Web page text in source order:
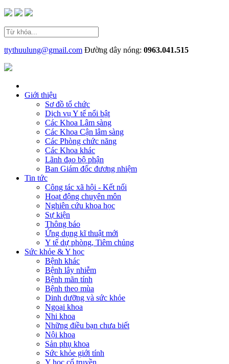
ttythuulung@gmail.com Đường dây nóng: 0963.041.515
Giới thiệu
Sơ đồ tổ chức
Dịch vụ Y tế nổi bật
Các Khoa Lâm sàng
Các Khoa Cận lâm sàng
Các Phòng chức năng
Các Khoa khác
Lãnh đạo bộ phận
Ban Giám đốc đương nhiệm
Tin tức
Công tác xã hội - Kết nối
Hoạt động chuyên môn
Nghiên cứu khoa học
Sự kiện
Thông báo
Ứng dụng kĩ thuật mới
Y tế dự phòng, Tiêm chủng
Sức khỏe & Y học
Bệnh khác
Bệnh lây nhiễm
Bệnh mãn tính
Bệnh theo mùa
Dinh dưỡng và sức khỏe
Ngoại khoa
Nhi khoa
Những điều bạn chưa biết
Nội khoa
Sản phụ khoa
Sức khỏe giới tính
Y học cổ truyền